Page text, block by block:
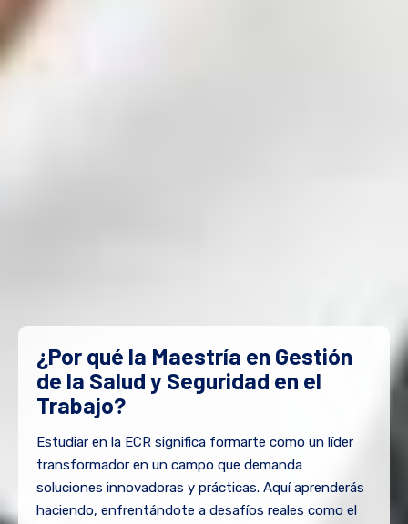
¿Por qué la Maestría en Gestión
de la Salud y Seguridad en el
Trabajo?
Estudiar en la ECR significa formarte como un líder
transformador en un campo que demanda
soluciones innovadoras y prácticas. Aquí aprenderás
haciendo, enfrentándote a desafíos reales como el